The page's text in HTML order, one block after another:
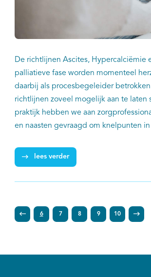
De richtlijnen Ascites, Hypercalciëmie
palliatieve fase worden momenteel
daarbij als procesbegeleider
richtlijnen zoveel mogelijk aan te laten
praktijk hebben we aan
en naasten gevraagd om knelpunten
resultaten bekend van deze
lees verder
6 7 8 9 10